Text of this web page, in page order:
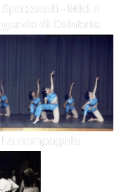
Spettacoli - Miti e
di Calabria
La compagnia